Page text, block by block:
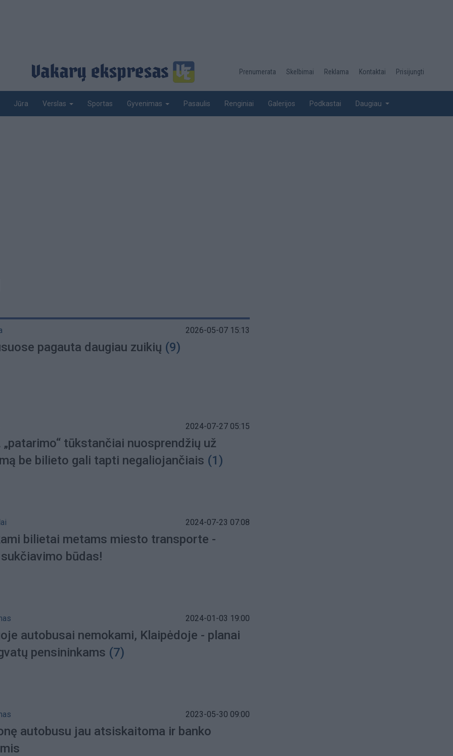
Desktop
top
Prenumerata Skelbimai Reklama Kontaktai Prisijungti
Jūra Verslas Sportas Gyvenimas Pasaulis Renginiai Galerijos Podkastai Daugiau
2026-05-07 15:13
pagauta daugiau zuikių (9)
2024-07-27 05:15
„patarimo“ tūkstančiai nuosprendžių už
be bilieto gali tapti negaliojančiais (1)
2024-07-23 07:08
bilietai metams miesto transporte -
būdas!
2024-01-03 19:00
autobusai nemokami, Klaipėdoje - planai
pensininkams (7)
2023-05-30 09:00
autobusu jau atsiskaitoma ir banko